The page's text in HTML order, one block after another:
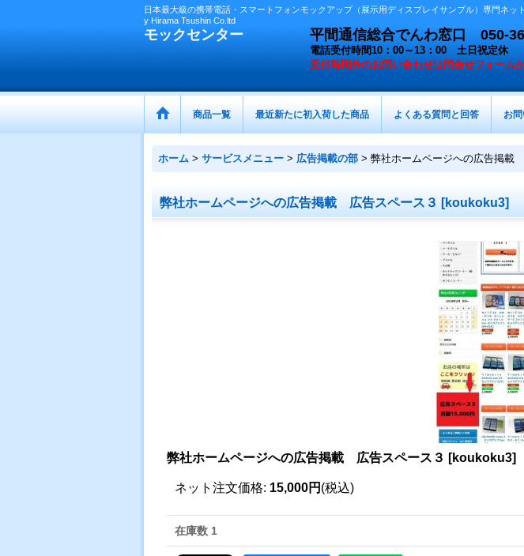
日本最大級の携帯電話・スマートフォンモックアップ（展示用ディスプレイサンプル）専門
y Hirama Tsushin Co.ltd
モックセンター 平間通信総合でんわ窓口 050-
電話受付時間10：00～13：00 土日祝定休
受付時間外のお問い合わせは問合せフォーム
商品一覧 最近新たに初入荷した商品 よくある質問と回答 お
ホーム > サービスメニュー > 広告掲載の部 > 弊社ホームページへの広告掲載
弊社ホームページへの広告掲載 広告スペース３ [koukoku3]
弊社ホームページへの広告掲載 広告スペース３ [koukoku3]
ネット注文価格: 15,000円 (税込)
在庫数 1